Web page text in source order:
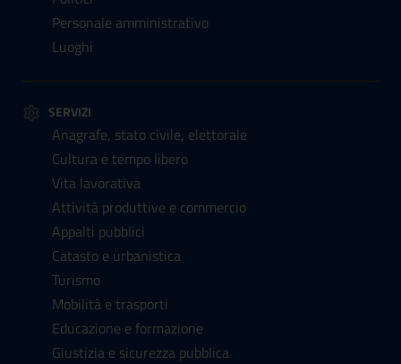
Personale amministrativo
Luoghi
SERVIZI
Anagrafe, stato civile, elettorale
Cultura e tempo libero
Vita lavorativa
Attività produttive e commercio
Appalti pubblici
Catasto e urbanistica
Turismo
Mobilità e trasporti
Educazione e formazione
Giustizia e sicurezza pubblica